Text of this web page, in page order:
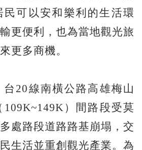
民可以安和樂利的生活環
更便利，也為當地觀光旅
更多商機。
20線南橫公路高雄梅山
）間路段受莫
處路段道路路基崩塌，交
生活並重創觀光產業。為